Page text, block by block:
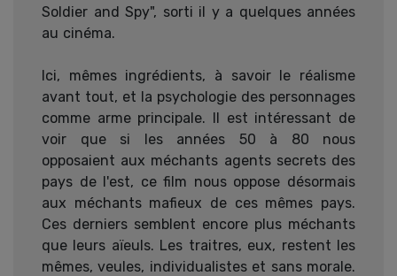
Soldier and Spy", sorti il y a quelques années
au cinéma.
Ici, mêmes ingrédients, à savoir le réalisme
avant tout, et la psychologie des personnages
comme arme principale. Il est intéressant de
voir que si les années 50 à 80 nous
opposaient aux méchants agents secrets des
pays de l'est, ce film nous oppose désormais
aux méchants mafieux de ces mêmes pays.
Ces derniers semblent encore plus méchants
que leurs aïeuls. Les traitres, eux, restent les
mêmes, veules, individualistes et sans morale.